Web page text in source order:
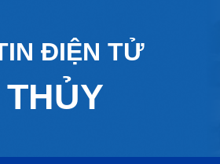
ĐIỆN TỬ